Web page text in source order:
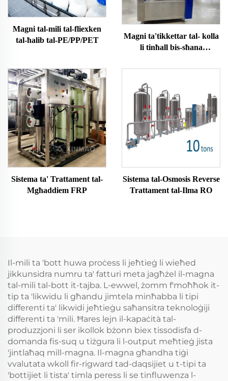
Magni tal-mili tal-fliexken
tal-ħalib tal-PE/PP/PET
Magni ta'tikkettar tal- kolla
li tinħall bis-sħana
Sistema ta' Trattament tal-
Mgħaddiem FRP
Sistema tal-Osmosis Reverse
Trattament tal-Ilma RO
Il-mili ta 'bott huwa proċess li jeħtieġ li wieħed
jikkunsidra numru ta' fatturi meta jagħżel il-magna
tal-mili tal-bott it-tajba. L-ewwel, żomm f'moħħok it-
tip ta 'likwidu li għandu jimtela minħabba li tipi
differenti ta' likwidi jeħtieġu saħansitra teknoloġiji
differenti ta 'mili. Ħares lejn il-kapaċità tal-
produzzjoni li ser ikollok bżonn biex tissodisfa d-
domanda fis-suq u tiżgura li l-output meħtieġ jista
'jintlaħaq mill-magna. Il-magna għandha tiġi
vvalutata wkoll fir-rigward tad-daqsijiet u t-tipi ta
'bottijiet li tista' timla peress li se tinfluwenza l-